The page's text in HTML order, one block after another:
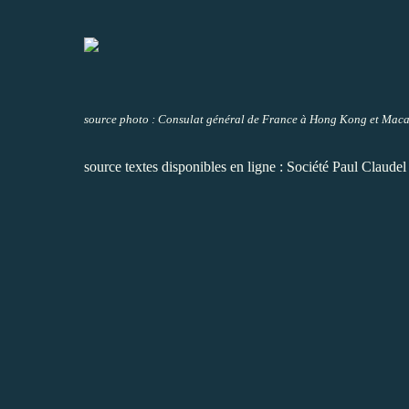
source photo : Consulat général de France à Hong Kong et
source textes disponibles en ligne : Société Paul Claudel